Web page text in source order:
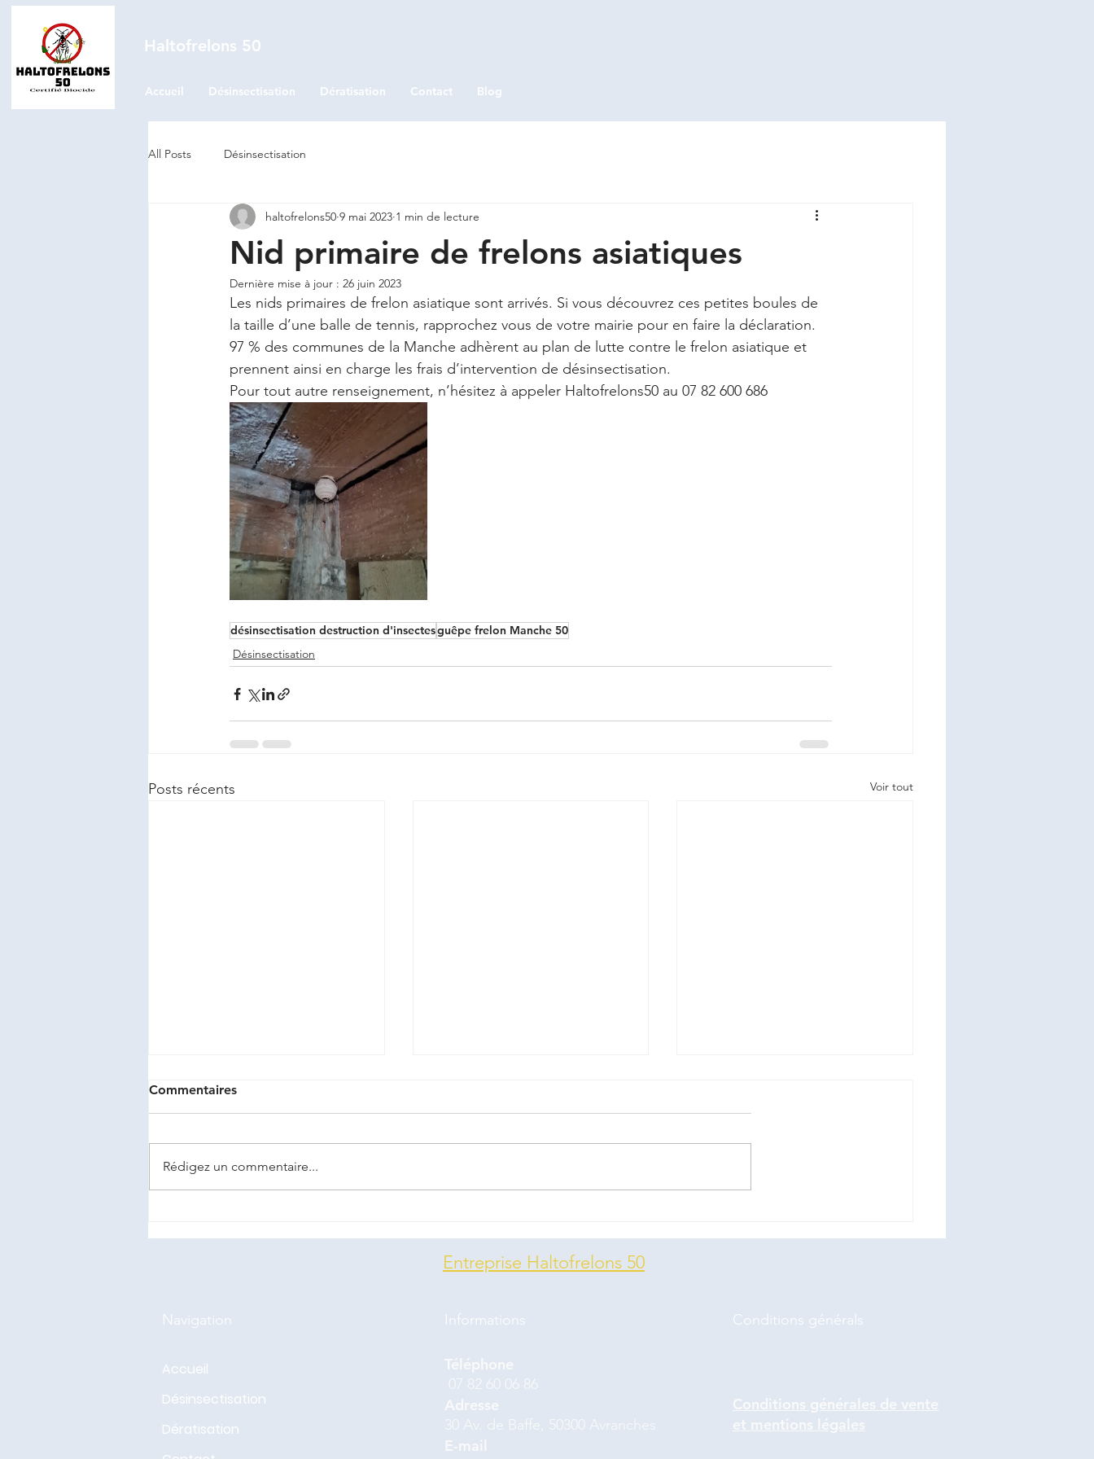
Haltofrelons 50
Accueil Désinsectisation Dératisation Contact Blog
All Posts Désinsectisation
Nid primaire de frelons asiatiques
haltofrelons50 9 mai 2023 1 min de lecture
Dernière mise à jour : 26 juin 2023
Les nids primaires de frelon asiatique sont arrivés. Si vous découvrez ces petites boules de
la taille d’une balle de tennis, rapprochez vous de votre mairie pour en faire la déclaration.
97 % des communes de la Manche adhèrent au plan de lutte contre le frelon asiatique et
prennent ainsi en charge les frais d’intervention de désinsectisation.
Pour tout autre renseignement, n’hésitez à appeler Haltofrelons50 au 07 82 600 686
désinsectisation destruction d'insectesguêpe frelon Manche 50
Désinsectisation
Posts récents Voir tout
caché dans une pompe à
dans un camping. Ils
s'étaient tranquillement
installés dans un coussin.
la 2ème photo.
Commentaires
Rédigez un commentaire...
Entreprise Haltofrelons 50
Navigation
Accueil
Désinsectisation
Dératisation
Informations
Téléphone
07 82 60 06 86
Adresse
30 Av. de Baffe, 50300 Avranches
E-mail
Conditions générals
Conditions générales de vente
et mentions légales